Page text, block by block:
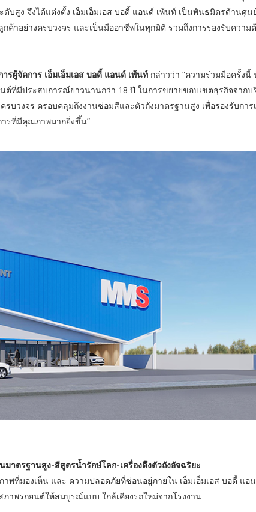
บสูง จึงได้แต่งตั้ง เอ็มเอ็มเอส บอดี้ แอนด์ เพ้นท์ เป็นพันธมิตรด้านศู
ค้าอย่างครบวงจร และเป็นมืออาชีพในทุกมิติ รวมถึงการรองรับความ
ผู้จัดการ เอ็มเอ็มเอส บอดี้ แอนด์ เพ้นท์ กล่าวว่า “ความร่วมมือครั้ง
นต์ที่มีประสบการณ์ยาวนานกว่า 18 ปี ในการขยายขอบเขตธุรกิจจาก
บวงจร ครอบคลุมถึงงานซ่อมสีและตัวถังมาตรฐานสูง เพื่อรองรับกา
รที่มีคุณภาพมากยิ่งขึ้น”
าตรฐานสูง-สีสูตรน้ำรักษ์โลก-เครื่องดึงตัวถังอัจฉริยะ
ที่มองเห็น และ ความปลอดภัยที่ซ่อนอยู่ภายใน เอ็มเอ็มเอส บอดี้ แอ
ภาพรถยนต์ให้สมบูรณ์แบบ ใกล้เคียงรถใหม่จากโรงงาน